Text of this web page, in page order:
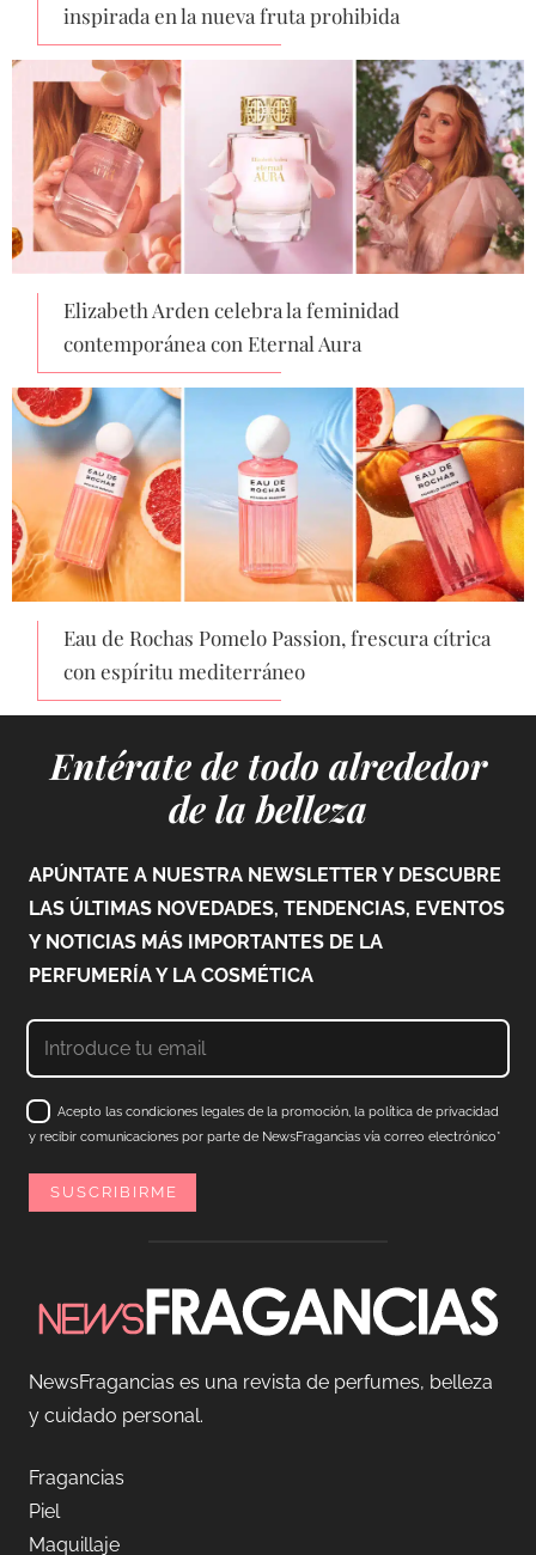
inspirada en la nueva fruta prohibida
Elizabeth Arden celebra la feminidad
contemporánea con Eternal Aura
Eau de Rochas Pomelo Passion, frescura cítrica
con espíritu mediterráneo
Entérate de todo alrededor
de la belleza
APÚNTATE A NUESTRA NEWSLETTER Y DESCUBRE
LAS ÚLTIMAS NOVEDADES, TENDENCIAS, EVENTOS
Y NOTICIAS MÁS IMPORTANTES DE LA
PERFUMERÍA Y LA COSMÉTICA
Acepto las condiciones legales de la promoción, la política de privacidad
y recibir comunicaciones por parte de NewsFragancias vía correo electrónico*
NewsFragancias es una revista de perfumes, belleza
y cuidado personal.
Fragancias
Piel
Maquillaje